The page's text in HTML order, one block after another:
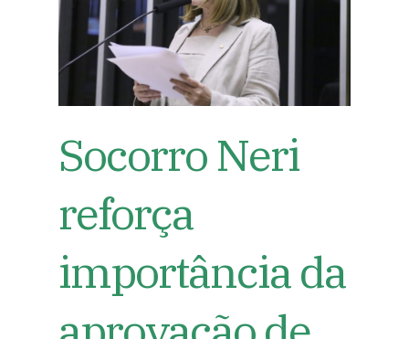
Socorro Neri
reforça
importância da